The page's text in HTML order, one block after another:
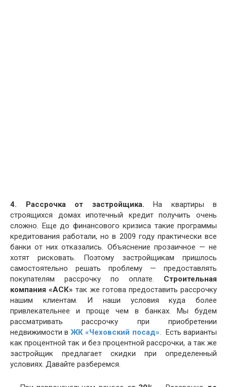
4. Рассрочка от застройщика. На квартиры в
строящихся домах ипотечный кредит получить очень
сложно. Еще до финансового кризиса такие программы
кредитования работали, но в 2009 году практически все
банки от них отказались. Объяснение прозаичное — не
хотят рисковать. Поэтому застройщикам пришлось
самостоятельно решать проблему — предоставлять
покупателям рассрочку по оплате. Строительная
компания «АСК» так же готова предоставить рассрочку
нашим клиентам. И наши условия куда более
привлекательнее и проще чем в банках. Мы будем
рассматривать рассрочку при приобретении
недвижимости в ЖК «Чеховский посад». Есть варианты
как процентной так и без процентной рассрочки, а так же
застройщик предлагает скидки при определенный
условиях. Давайте разберемся.